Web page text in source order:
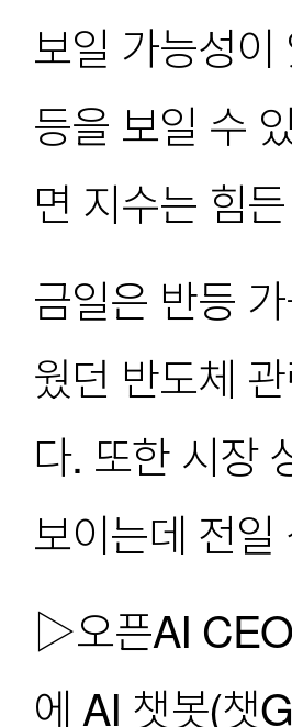
보일 가능성
등을 보일 수
면 지수는 힘
금일은 반등
웠던 반도체
다. 또한 시장
보이는데 전
▷오픈AI CEO
에 AI 챗봇(챗